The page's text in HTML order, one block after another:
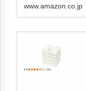
www.amazon.co.jp